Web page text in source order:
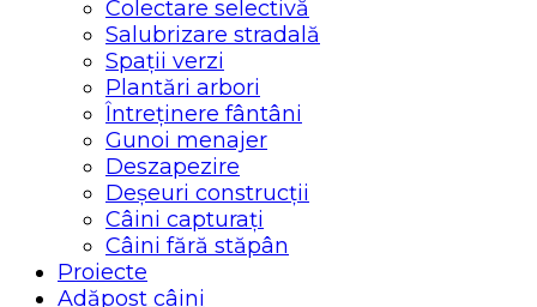
Colectare selectivă
Salubrizare stradală
Spații verzi
Plantări arbori
Întreținere fântâni
Gunoi menajer
Deszapezire
Deșeuri construcții
Câini capturați
Câini fără stăpân
Proiecte
Adăpost câini